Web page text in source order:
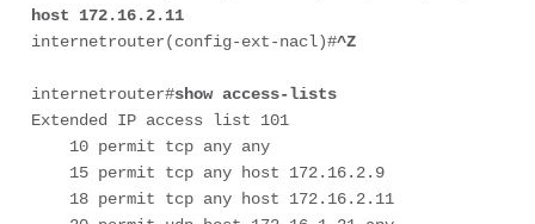
host 172.16.2.11
internetrouter(config-ext-nacl)#^Z
internetrouter#show access-lists
Extended IP access list 101